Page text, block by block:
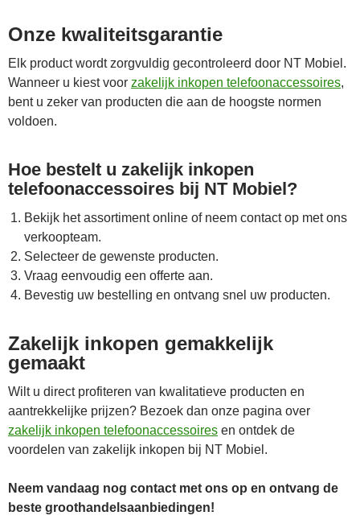
Onze kwaliteitsgarantie
Elk product wordt zorgvuldig gecontroleerd door NT Mobiel.
Wanneer u kiest voor zakelijk inkopen telefoonaccessoires,
bent u zeker van producten die aan de hoogste normen
voldoen.
Hoe bestelt u zakelijk inkopen
telefoonaccessoires bij NT Mobiel?
Bekijk het assortiment online of neem contact op met ons
verkoopteam.
Selecteer de gewenste producten.
Vraag eenvoudig een offerte aan.
Bevestig uw bestelling en ontvang snel uw producten.
Zakelijk inkopen gemakkelijk
gemaakt
Wilt u direct profiteren van kwalitatieve producten en
aantrekkelijke prijzen? Bezoek dan onze pagina over
zakelijk inkopen telefoonaccessoires en ontdek de
voordelen van zakelijk inkopen bij NT Mobiel.
Neem vandaag nog contact met ons op en ontvang de
beste groothandelsaanbiedingen!